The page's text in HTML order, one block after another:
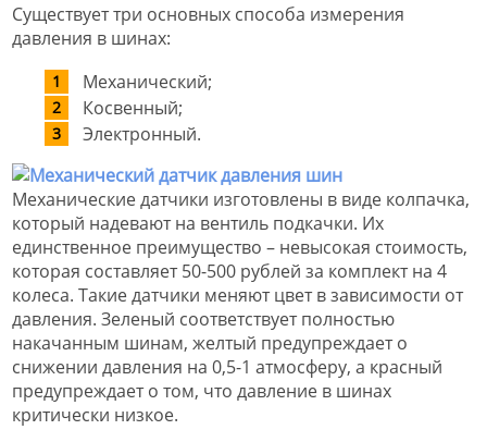
Существует три основных способа измерения
давления в шинах:
Механический;
Косвенный;
Электронный.
Механические датчики изготовлены в виде колпачка,
который надевают на вентиль подкачки. Их
единственное преимущество – невысокая стоимость,
которая составляет 50-500 рублей за комплект на 4
колеса. Такие датчики меняют цвет в зависимости от
давления. Зеленый соответствует полностью
накачанным шинам, желтый предупреждает о
снижении давления на 0,5-1 атмосферу, а красный
предупреждает о том, что давление в шинах
критически низкое.